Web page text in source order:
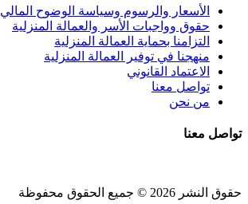
الأسعار والرسوم وسياسة الوضوح المالي
حقوق وواجبات الأسر والعمالة المنزلية
التزامنا بحماية العمالة المنزلية
منهجنا في توفير العمالة المنزلية
الاعتماد القانوني
تواصل معنا
من نحن
تواصل معنا
حقوق النشر 2026 © جميع الحقوق محفوظة